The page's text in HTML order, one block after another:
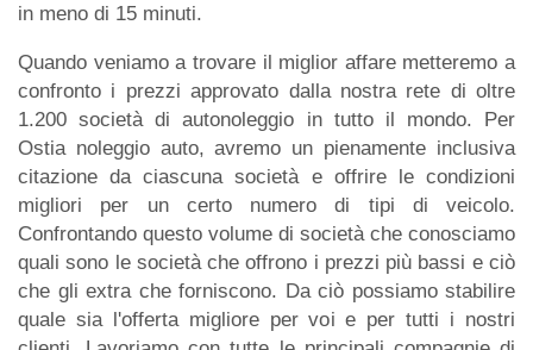
in meno di 15 minuti.
Quando veniamo a trovare il miglior affare metteremo a
confronto i prezzi approvato dalla nostra rete di oltre
1.200 società di autonoleggio in tutto il mondo. Per
Ostia noleggio auto, avremo un pienamente inclusiva
citazione da ciascuna società e offrire le condizioni
migliori per un certo numero di tipi di veicolo.
Confrontando questo volume di società che conosciamo
quali sono le società che offrono i prezzi più bassi e ciò
che gli extra che forniscono. Da ciò possiamo stabilire
quale sia l'offerta migliore per voi e per tutti i nostri